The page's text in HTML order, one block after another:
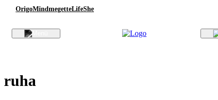
OrigoMindmegetteLifeShe
ruha